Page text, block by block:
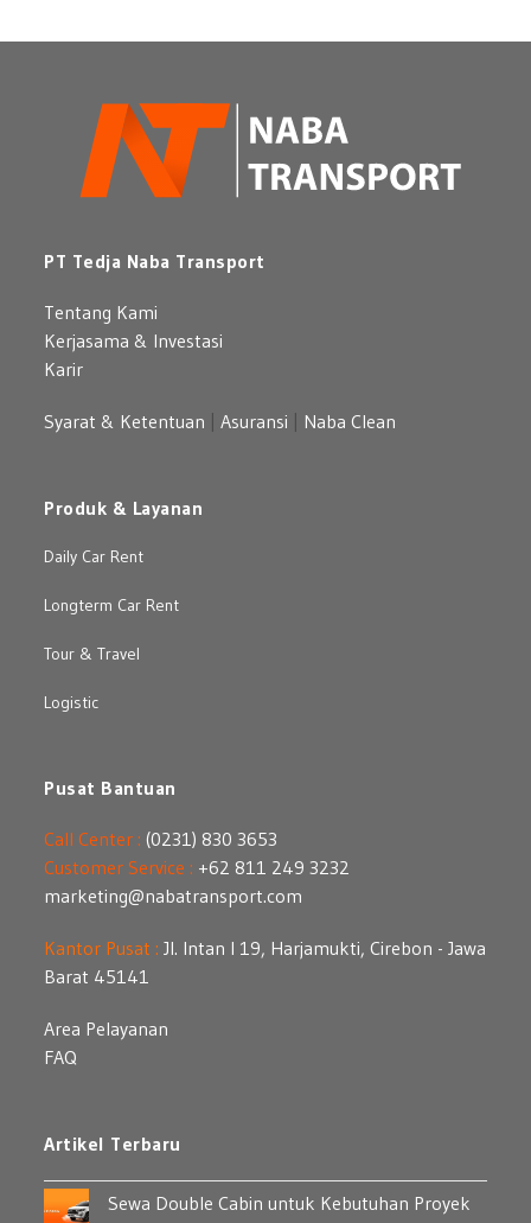
Premium
PT Tedja Naba Transport
Tentang Kami
Kerjasama & Investasi
Karir
Syarat & Ketentuan |Asuransi Naba Clean
Produk & Layanan
Daily Car Rent
Longterm Car Rent
Tour & Travel
Logistic
Pusat Bantuan
Call Center : (0231) 830 3653
Customer Service : +62 811 249 3232
marketing@nabatransport.com
Kantor Pusat : Jl. Intan I 19, Harjamukti, Cirebon - Jawa
Barat 45141
Area Pelayanan
FAQ
Artikel Terbaru
Sewa Double Cabin untuk Kebutuhan Proyek